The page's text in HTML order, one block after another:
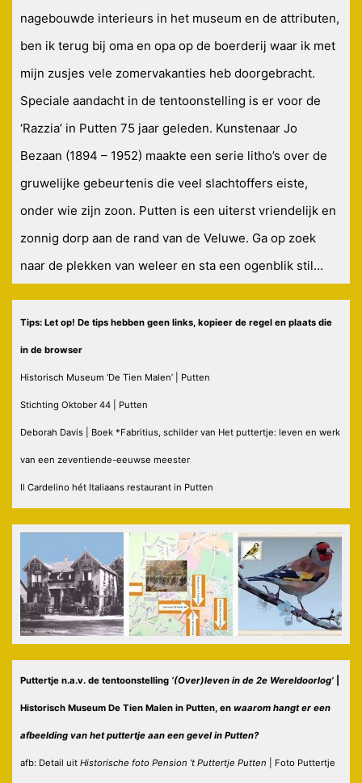
nagebouwde interieurs in het museum en de attributen,
ben ik terug bij oma en opa op de boerderij waar ik met
mijn zusjes vele zomervakanties heb doorgebracht.
Speciale aandacht in de tentoonstelling is er voor de
‘Razzia’ in Putten 75 jaar geleden. Kunstenaar Jo
Bezaan (1894 – 1952) maakte een serie litho’s over de
gruwelijke gebeurtenis die veel slachtoffers eiste,
onder wie zijn zoon. Putten is een uiterst vriendelijk en
zonnig dorp aan de rand van de Veluwe. Ga op zoek
naar de plekken van weleer en sta een ogenblik stil…
Tips: Let op! De tips hebben geen links, kopieer de regel en plaats die
in de browser
Historisch Museum ‘De Tien Malen’ | Putten
Stichting Oktober 44 | Putten
Deborah Davis | Boek *Fabritius, schilder van Het puttertje: leven en werk
van een zeventiende-eeuwse meester
Il Cardelino hét Italiaans restaurant in Putten
Puttertje n.a.v. de tentoonstelling ‘(Over)leven in de 2e Wereldoorlog’
Historisch Museum De Tien Malen in Putten, en waarom hangt er een
afbeelding van het puttertje aan een gevel in Putten?
afb: Detail uit Historische foto Pension ’t Puttertje Putten | Foto Puttertje